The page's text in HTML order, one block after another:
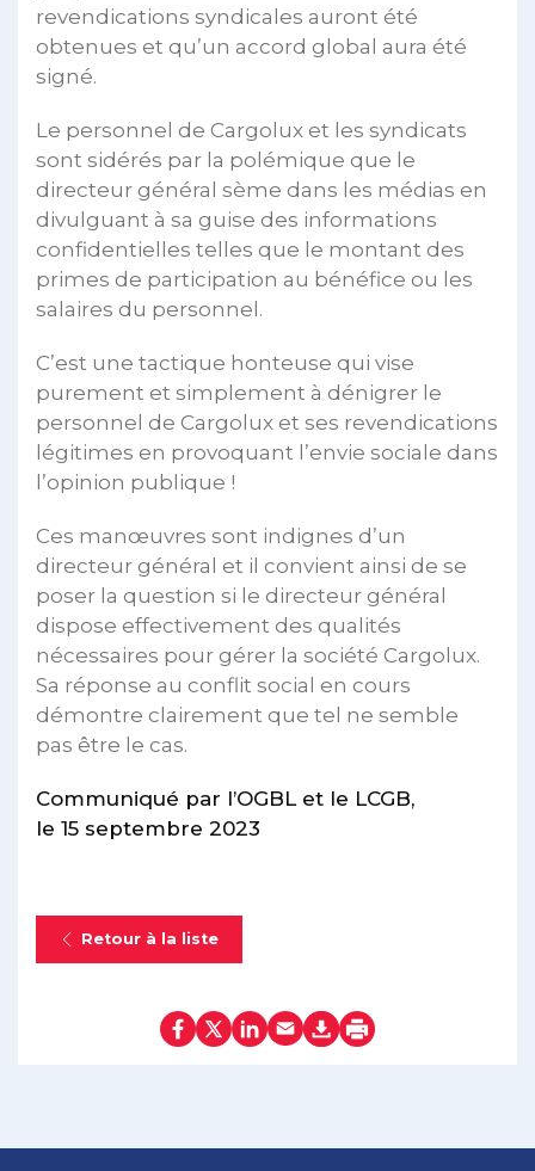
revendications syndicales auront été
obtenues et qu’un accord global aura été
signé.
Le personnel de Cargolux et les syndicats
sont sidérés par la polémique que le
directeur général sème dans les médias en
divulguant à sa guise des informations
confidentielles telles que le montant des
primes de participation au bénéfice ou les
salaires du personnel.
C’est une tactique honteuse qui vise
purement et simplement à dénigrer le
personnel de Cargolux et ses revendications
légitimes en provoquant l’envie sociale dans
l’opinion publique !
Ces manœuvres sont indignes d’un
directeur général et il convient ainsi de se
poser la question si le directeur général
dispose effectivement des qualités
nécessaires pour gérer la société Cargolux.
Sa réponse au conflit social en cours
démontre clairement que tel ne semble
pas être le cas.
Communiqué par l’OGBL et le LCGB,
le 15 septembre 2023
Retour à la liste